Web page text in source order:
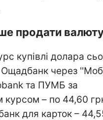
продати
купівлі долара
через
та ПУМБ за
курсом – по 44,60
для карток –